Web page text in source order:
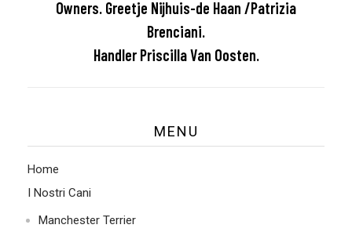
r
n
d
.
Owners. Greetje Nijhuis-de Haan /Patrizia
Brenciani.
Handler Priscilla Van Oosten.
MENU
Home
I Nostri Cani
Manchester Terrier